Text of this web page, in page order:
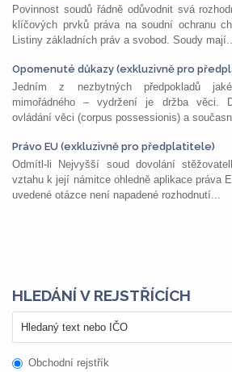
Povinnost soudů řádně odůvodnit svá
klíčových prvků práva na soudní ochranu
Listiny základních práv a svobod. Soudy
Opomenuté důkazy (exkluzivně pro
Jedním z nezbytných předpokladů
mimořádného – vydržení je držba věci.
ovládání věci (corpus possessionis) a
Právo EU (exkluzivně pro předplatitele)
Odmítl-li Nejvyšší soud dovolání
vztahu k její námitce ohledně aplikace práva
uvedené otázce není napadené rozhodnutí...
HLEDÁNÍ V REJSTŘÍCÍCH
Obchodní rejstřík